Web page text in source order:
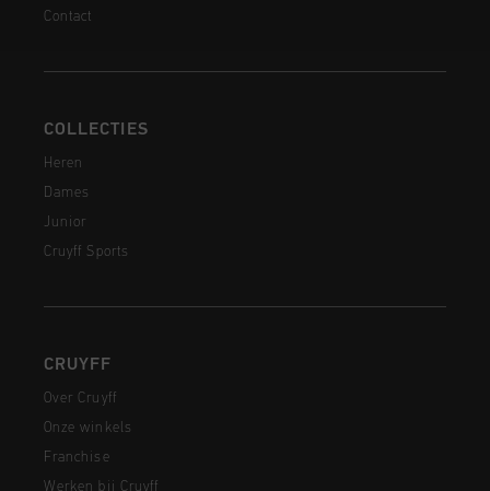
Contact
COLLECTIES
Heren
Dames
Junior
Cruyff Sports
CRUYFF
Over Cruyff
Onze winkels
Franchise
Werken bij Cruyff